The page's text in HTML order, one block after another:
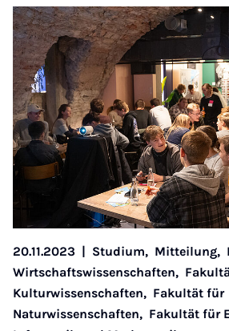
20.11.2023 Studium, Mitteilung,
Wirtschaftswissenschaften,
Kulturwissenschaften, Fakultät für
Naturwissenschaften, Fakultät für